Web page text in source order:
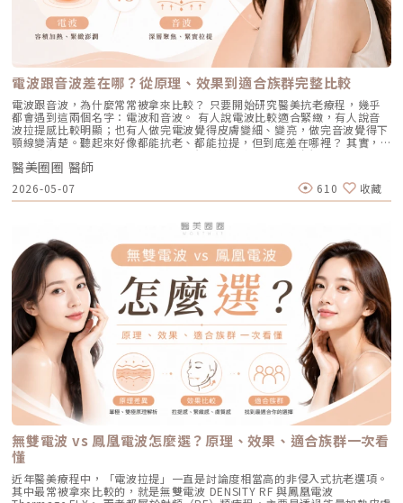
膚色分類的 I 到 VI 型（包含極深色肌膚），安全性極高。AviClear 戰痘雷
射 常見 QA 總整理在決定進行療程前，大家心中難免還有一些疑問。我們
整理了討論度最高的幾個問題：Q1：打 AviClear 戰痘雷射會痛嗎？需要敷
麻藥嗎？A：疼痛度極低，多數患者甚至不需要敷麻藥！怕痛的人有福了！
AviClear 搭載了專利的「AviCool™ 藍寶石冷卻技術」，探頭在雷射擊發的
前、中、後都會持續為肌膚表面降溫。治療過程中，主要會感覺到探頭冰冰
涼涼的，伴隨輕微的溫熱感或是像被橡皮筋輕彈的感覺。相較於傳統雷射或
手工清粉刺的痛楚，整體舒適度大幅提升，輕鬆就能完成療程。Q2：我現
在正在吃口服 A 酸，可以打 AviClear 嗎？A：建議先與主治醫師討論。一
般來說，口服 A 酸會讓皮膚變得比較薄且脆弱。多數醫師會建議在停用口服
A 酸至少 1 到 3 個月後，讓皮膚屏障稍微恢復，再來進行雷射治療會比較
安全。Q3：如果我只有局部（例如下巴）長痘痘，可以只打局部嗎？A：通
常建議「全臉治療」效果最佳。皮脂腺是分佈在全臉的，雖然目前只有下巴
在發炎，但其他區域的皮脂腺可能也處於過度活躍的狀態。全臉均勻施打可
以達到整體控油、預防其他部位未來爆發的效果。當然，醫師在施打時，會
針對正在發炎的嚴重區域特別加強能量。Q4：三次療程結束後，一輩子都
幅萎縮皮脂腺，把出油量降到極低，讓長痘痘的機率降到最低。但人體是有
自我修復機制的，經過數年後，部分皮脂腺可能會慢慢恢復部分功能。此
外，極端的壓力、嚴重的賀爾蒙失調依然可能引發零星的痘痘。但整體來
說，膚況絕對會比治療前穩定非常多。許多人會選擇在 1 到 2 年後，將
AviClear 作為年度的「控油進廠保養」來施打一次。Q5：打完 AviClear 後
有修復期嗎？該怎麼保養？A：由於屬於「非侵入性」的安全療程，術後皮
膚最多只會有輕微的泛紅，通常在幾個小時到一天內就會自然消退，完全不
影響日常上班上課。術後的保養也非常簡單：只要做好「基礎保濕」與「確
實防曬」，並在術後一週內暫停使用美白、酸類或去角質等刺激性產品即
可。對於忙碌的現代人來說，是非常友善的午休醫美選擇。拿回肌膚的主導
權，抗痘不再是一場苦戰青春痘從來就不只是一個表面的皮膚問題，它更深
刻地牽動著個人的自信心與社交生活。過去，嚴重痘痘肌患者往往陷入兩
難：任憑痘痘反覆肆虐，或是無奈忍受口服藥物的強烈副作用。隨著 2026
年新一代抗痘武器AviClear 戰痘雷射（1726nm）問世，無疑為醫學美容界
與深受痘痘困擾的患者，提供了一個全新、安全且具備極長效性的無藥物解
答。它成功將抗痘戰場，從伴隨負擔的全身性藥物代謝，精準轉移至局部的
皮脂腺控制，從源頭阻斷致痘環境。如果你也厭倦了反覆擦藥、吃藥的無盡
輪迴，渴望重新擁有一張清爽、穩定、不易泛油光的健康臉龐，建議尋求專
業醫師進行完整的膚況評估。透過精準的雷射療程規劃，為自己預約一個遠
離痘疤與油光的全新未來！
為重要活動前的急救保養者。效果與特色：做完當下皮膚立刻感受到「會呼
吸」的潔淨感，毛孔因為髒污被清空並喝飽水，視覺上會立刻變得細緻，且
無恢復期。2. 光電雷射：皮秒雷射（搭配特殊透鏡）原理：皮秒雷射
（Pico Laser）是目前詢問度最高的縮毛孔療程。核心在於加上了「蜂巢透
鏡」或「聚焦透鏡」。這能在不破壞表皮的情況下，將雷射光束匯聚，在真
皮層產生「空泡效應（LIOB）」。這就像是在皮膚深層進行微小的破壞，
藉此喚醒肌膚的自癒機制，大量刺激膠原蛋白與彈力纖維新生，進而把毛孔
周圍的凹陷給「撐」起來。適合誰：輕中度的老化型毛孔、輕微淺層痘疤、
想同時改善膚色不均與暗沉的人。效果與特色：熱傷害小，術後通常只會紅
腫1~3天，幾乎不影響日常生活。是目前 CP 值極高的定期保養型雷射。3.
重度凹洞救星：UP雷射原理：如果是屬於嚴重的「疤痕/凹洞型毛孔」，皮
秒雷射可能不夠力，這時候就需要汽化型雷射上場。例如 UP雷射
（UltraPulse），它能將能量精準且極深地打入真皮層甚至皮下組織，切斷
硬化的纖維化疤痕組織，進行深層的肌膚重建。適合誰：嚴重的冰鑿型痘
疤、嚴重凹洞型毛孔粗大。效果與特色：效果非常強大且顯著，但相對的
「破壞力」也強。術後會有明顯的點狀結痂、流組織液，恢復期較長（約需
波 Exion、無限電波 Potenza）原理：結合了「微針」與「電波（RF）」
雙重優勢。透過極細的微針穿透表皮，在到達真皮層特定深度時瞬間釋放電
波熱能。這不僅能刺激膠原蛋白與彈力蛋白重組（改善老化型毛孔），微針
的物理性破壞與電波熱能，還能破壞過度活躍的皮脂腺（改善出油型毛
孔）。適合誰：混合型毛孔（又油又鬆弛）、肝斑體質不適合打高能量雷射
者、想全面提升膚質緊緻度的人。效果與特色：因為熱能在皮膚深層釋放，
表皮的熱傷害極小，退紅快（通常隔天即可上妝）。對於膚質的「整體優
化」有非常亮眼的表現。5. 物理性微創重建：得美微針筆（Dermapen）原
理：透過儀器上極細微的針頭，在肌膚表層每秒創造出1,920的微小穿刺通
道。這種「微破壞」能直接啟動肌膚天然的傷口癒合機制，刺激膠原蛋白與
彈力蛋白增生。更棒的是，這些微通道能像海綿一樣，大幅提升後續保養精
華（如生長因子、高濃度玻尿酸）的吸收率，達到加乘的養膚效果。適合族
群：老化型毛孔、淺層凹洞型毛孔、膚質粗糙者，以及對部分能量型療程較
為敏感、希望降低反黑風險的族群（實際仍需由醫師評估）。效果與特色：
因為沒有雷射或電波的「熱傷害」，所以術後照顧相對簡單，反黑機率極
低。做完後通常會有 1~3 天的微泛紅，能溫和改善膚質與毛孔細緻度的新
興療程。醫美療程怎麼選？重點大評比為了讓你更清楚怎麼挑選，我們整理
了五大主力療程的比較表：療程後的關鍵：醫美術後保養黃金法則許多人投
入療程本身，卻忽略術後照護的重要性，可能影響修復效果，甚至增加色素
沉澱風險。掌握以下三大原則，有助於穩定膚況並延續療程效果：1. 加強保
濕修護雷射或電波療程後，肌膚屏障暫時較為脆弱，容易出現乾燥與水分流
失。建議選擇成分單純、無香精與酒精的保濕與修護產品（如玻尿酸、神經
可能留下深淺不一的色沉。以上原因造成斑點呈現不同的「深度」「密度」
與「分布」，也使除斑變得不再只是把黑色素擊散這麼簡單。只要能量不
足，改善有限；能量過強，又可能刺激皮膚，造成修復期延長、色素反應，
甚至讓斑點反覆出現。也因為色素問題本身複雜，傳統除斑療程才會讓人覺
得「效果不一定穩定」。要真正提高治療的成功率，關鍵就在於是否能更精
準、穩定地處理不同深度的黑色素，同時降低熱傷害。什麼是 Reepot AI時
光雷射？從技術重新理解除斑Reepot AI時光雷射是一款以 532 nm 綠光為
基礎，並結合 AI 影像分析的智慧型色素雷射，已通過美國 FDA、韓國
KFDA 與台灣 TFDA 核可。它的設計目的，是讓除斑治療更精準、更安全，
也更符合亞洲膚質對低熱傷害的需求。透過AI智慧影像掃描技術，系統能先
辨識斑點的深度與分布，使能量設定更具科學依據。在治療作用上，
Reepot 搭載超低溫冷卻機制，能在能量擊發的同時以低溫保護皮膚，降低
紅腫與熱刺激。其能量原理以機械式震動分散黑色素為主，而非單純依賴高
熱破壞，因此對周邊組織更溫和。簡單來說，它讓除斑從過去較不穩定的模
式，提升為更可控、恢復期更短的療程設計。Reepot 三大核心技術：讓除
斑更精準、安全、穩定在眾多除斑雷射中，Reepot 之所以被視為新一代的
術，不只是把能量打在斑點上，而是以更科學、更安全的方式處理色素問
題。AutoDerm 智慧影像分析系統在正式治療前，系統會先掃描肌膚，辨識
每一處斑點的分布、深度與範圍。這讓醫師不再只依賴肉眼判斷，而是能透
過影像資訊調整能量，讓治療更客製化、也更一致。對於斑點多、深淺不一
或分布不規則的人來說，這項技術能有效提升治療的精準度。CPTL 超冷卻
保護除斑過程中最令人擔心的副作用之一，就是因熱能過高造成紅腫、脫
皮，甚至反黑。CPTL 的作用是在雷射擊發的同時迅速降溫，使肌膚保持在
低溫狀態，避免熱能向周圍擴散。皮膚被冷保護包覆後，不僅治療時更舒
適，也能減少後續的發炎反應，讓整體修復期縮短許多。VSLS色素冷剝離
技術在 532 奈米波長下，Reepot 的能量並非以高熱燒灼黑色素，而是以機
械式的震動作用使色素顆粒鬆動、分離，再交由身體自然代謝。這項機制能
同時保護真皮層的血管結構，減少對健康組織的影響，讓整個治療更溫和，
也降低出現過度刺激或色素反應的可能性。透過這三項核心技術的搭配，
Reepot 不只是單純「把斑點打掉」，而是以更安全、更穩定的方式改善色
素問題，也更符合現代人對於恢復期短、風險低的期待。Reepot 為何能將
斑點一撕即除？人工皮代謝讓改善更有感為什麼 Reepot 能做到治療後「撕
除人工皮時同步帶走斑點」？這與它的能量作用與術後設計密切相關。
Reepot 透過 532 nm 能量搭配冷剝離技術，使表層黑色素逐漸被帶向角質
層；治療後覆蓋的人工皮則提供穩定、封閉式的修復環境，讓色素在代謝期
間被更完整地固定在表皮。當人工皮在回診時由專業人員取下，老化角質連
同部分色素會一併脫落，因此能呈現出「一撕即除」的改善效果。以冷卻保
護與機械式震動相結合的方式，讓斑點代謝更有感，也讓治療成果更直觀。
電波跟音波差在哪？從原理、效果到適合族群完整比較
電波跟音波，為什麼常常被拿來比較？ 只要開始研究醫美抗老療程，幾乎
都會遇到這兩個名字：電波和音波。 有人說電波比較適合緊緻，有人說音
波拉提感比較明顯；也有人做完電波覺得皮膚變細、變亮，做完音波覺得下
顎線變清楚。聽起來好像都能抗老、都能拉提，但到底差在哪裡？ 其實，
電波和音波最大的差別，不是「哪一個比較厲害」，而是它們使用的能量不
同、作用的層次不同，適合處理的老化問題也不同。 簡單來說： 電波偏向
改善皮膚的鬆、細紋、膚質與緊緻度。 音波偏向改善輪廓的垂、嘴邊肉、
下顎線與深層支撐。 例如：如果把臉比喻成一棟房子，電波比較像是在整
理牆面，讓表面變得更平整、更緊；音波則比較像是在加強地基與支撐結
拉提使用的是 RF 射頻能量。RF 是 Radiofrequency 的縮寫。原理是透過
射頻能量在皮膚組織中產生熱能，讓膠原蛋白受熱收縮，並啟動後續的膠原
蛋白新生與重組。很多人一聽到「加熱」會覺得很抽象，電波不是只打一個
點，而是讓一段皮膚組織被均勻加熱。當皮膚裡的膠原纖維遇到適當熱能，
就像鬆掉的彈力網被重新收緊，視覺上會有比較緊、平整的感覺。所以電波
常見的效果感受包括：皮膚變緊、細紋變淡、毛孔視覺變細緻、臉部鬆弛感
改善、膚質變得比較平滑。也因為電波比較強調「皮膚緊緻」和「膚質改
善」，所以如果困擾的是臉看起來鬆鬆的、眼周或嘴邊有細紋、臉頰摸起來
不夠緊實，電波通常會是可以評估的方向。但要注意，電波不是做完就立刻
變成另一張臉。效果通常會分成兩個階段：一部分人會先感覺皮膚有收緊
感，後續則會隨著膠原蛋白慢慢新生，讓緊緻度逐漸出現。音波是什麼？重
點在聚焦超音波與深層拉提音波拉提使用的是 聚焦式超音波能量，常見名
稱包含 HIFU、MFU 或 MFU-V。它的特色是可以把能量聚焦到皮膚深層，形
成一個個熱凝結點，刺激組織收縮與膠原蛋白新生。部分音波療程可透過不
同深度探頭，將能量作用到接近深層支撐結構的位置，例如常被討論的
SMAS 筋膜層。SMAS 是臉部支撐結構的一部分，傳統拉皮手術也會處理這
個層次。音波的概念，就是透過非侵入式方式，把能量送到較深層的支撐結
構，幫助輪廓往上拉。所以音波常見的效果感受包括：下顎線變清楚、嘴邊
肉改善、臉部線條變順、雙下巴或下半臉鬆垂感變少。如果你的困擾不是細
紋，而是「臉往下掉」、「輪廓線越來越模糊」、「拍照時下半臉變重」，
音波通常會比電波更貼近你的需求。不過音波也不是越深越好、越痛越有
效。不同部位需要不同探頭、不同深度與不同發數，醫師必須依照臉型、脂
醫美圈圈 醫師
2026-05-07 610 收藏
無雙電波 vs 鳳凰電波怎麼選？原理、效果、適合族群一次看
懂
近年醫美療程中，「電波拉提」一直是討論度相當高的非侵入式抗老選項。
其中最常被拿來比較的，就是無雙電波 DENSITY RF 與鳳凰電波